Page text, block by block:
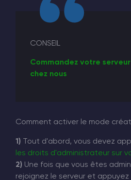
CONSEIL
Commandez votre serveur
chez nous
Comment activer le mode
1) Tout d'abord, vous devez
les droits d'administrateur sur
2) Une fois que vous êtes
rejoignez le serveur et